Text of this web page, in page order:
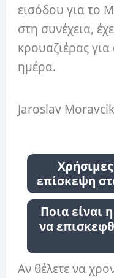
εισόδου για το
στη συνέχεια,
κρουαζιέρας
ημέρα.
Jaroslav
επίσκεψη
Ποια είναι
να
Αν θέλετε να